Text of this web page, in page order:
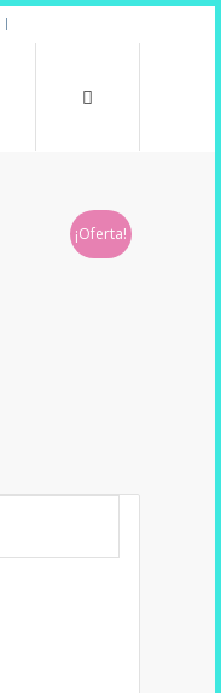
¡Oferta!